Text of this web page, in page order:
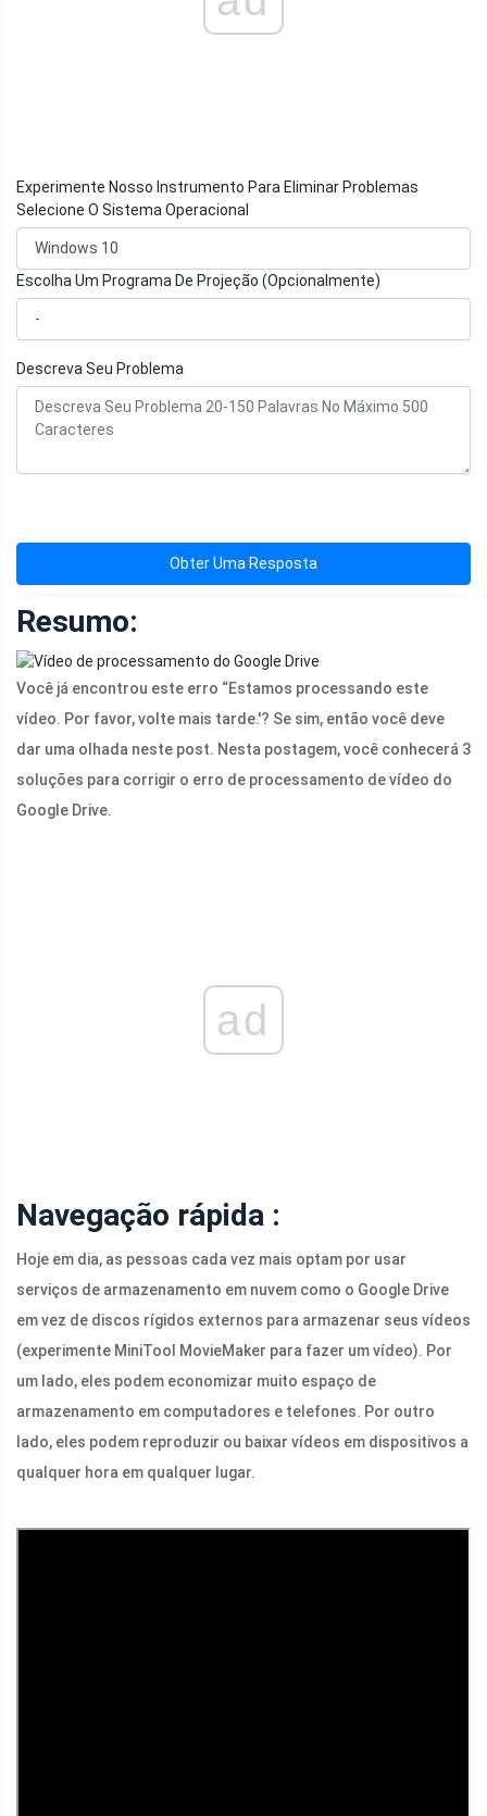
Experimente Nosso Instrumento Para Eliminar Problemas
Selecione O Sistema Operacional
Escolha Um Programa De Projeção (Opcionalmente)
Descreva Seu Problema
Obter Uma Resposta
Resumo:
Você já encontrou este erro “Estamos processando este
vídeo. Por favor, volte mais tarde.'? Se sim, então você deve
dar uma olhada neste post. Nesta postagem, você conhecerá 3
soluções para corrigir o erro de processamento de vídeo do
Google Drive.
ad
Navegação rápida :
Hoje em dia, as pessoas cada vez mais optam por usar
serviços de armazenamento em nuvem como o Google Drive
em vez de discos rígidos externos para armazenar seus vídeos
(experimente MiniTool MovieMaker para fazer um vídeo). Por
um lado, eles podem economizar muito espaço de
armazenamento em computadores e telefones. Por outro
lado, eles podem reproduzir ou baixar vídeos em dispositivos a
qualquer hora em qualquer lugar.